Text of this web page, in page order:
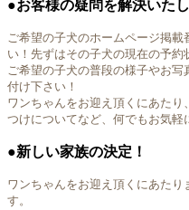
●お客様の疑問を解決いたし
ご希望の子犬のホームページ掲
い！先ずはその子犬の現在の予約
ご希望の子犬の普段の様子やお
付け下さい！
ワンちゃんをお迎え頂くにあた
つけについてなど、何でもお気軽
●新しい家族の決定！
ワンちゃんをお迎え頂くにあた
す。